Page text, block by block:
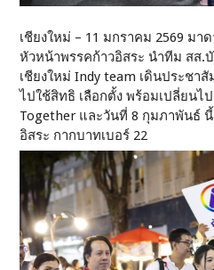
เชียงใหม่ – 11 มกราคม 2569 ม
หัวหน้าพรรคก้าวอิสระ นำทีม สส.
เชียงใหม่ Indy team เดินประชา
ไปใช้สิทธิ เลือกตั้ง พร้อมเปลี่ยนไ
Together และวันที่ 8 กุมภาพันธ์
อิสระ กากบาทเบอร์ 22